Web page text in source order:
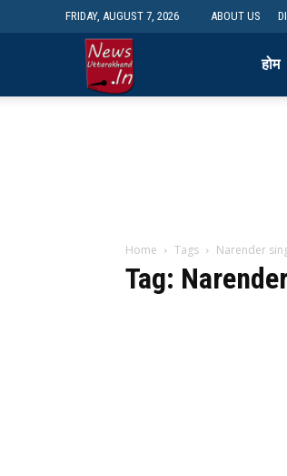
FRIDAY, AUGUST 7, 2026 ABOUT US
होम
Home Tags Narender
Tag: